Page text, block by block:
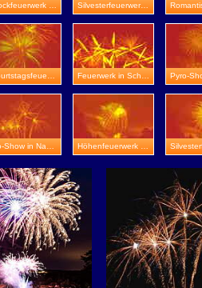
Barockfeuerwerk in Greiz Silvesterfeuerwerk in Gera
Geburtstagsfeuerwerk in Worbis Feuerwerk in Schloss Beichlingen
Pyro-Show in Naumburg Höhenfeuerwerk in Stadtroda